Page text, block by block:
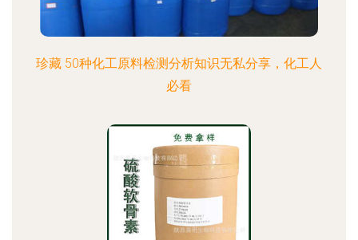
珍藏 50种化工原料检测分析知识无私分享，化工人
必看